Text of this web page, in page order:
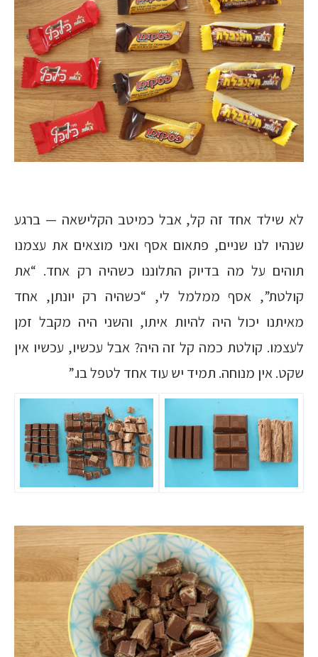
לא שילד אחד זה קל, אבל כמיטב הקלישאה — ברגע
שנהיו לנו שניים, פתאום אסף ואני מוצאים את עצמנו
תוהים על מה בדיוק התלוננו כשהיה רק אחד. “את
קולטת”, אסף ממלמל לי, “כשהיה רק יונתן, אחד
מאיתנו יכול היה להיות איתו, והשני היה מקבל זמן
לעצמו. קולטת כמה קל זה היה? אבל עכשיו, עכשיו אין
שקט. אין מנוחה. תמיד יש עוד אחד לטפל בו.”